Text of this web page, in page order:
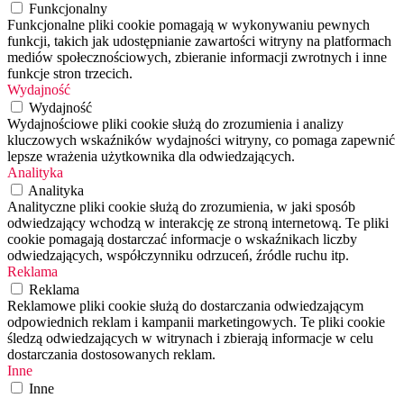
Funkcjonalny
Funkcjonalne pliki cookie pomagają w wykonywaniu pewnych
funkcji, takich jak udostępnianie zawartości witryny na platformach
mediów społecznościowych, zbieranie informacji zwrotnych i inne
funkcje stron trzecich.
Wydajność
Wydajność
Wydajnościowe pliki cookie służą do zrozumienia i analizy
kluczowych wskaźników wydajności witryny, co pomaga zapewnić
lepsze wrażenia użytkownika dla odwiedzających.
Analityka
Analityka
Analityczne pliki cookie służą do zrozumienia, w jaki sposób
odwiedzający wchodzą w interakcję ze stroną internetową. Te pliki
cookie pomagają dostarczać informacje o wskaźnikach liczby
odwiedzających, współczynniku odrzuceń, źródle ruchu itp.
Reklama
Reklama
Reklamowe pliki cookie służą do dostarczania odwiedzającym
odpowiednich reklam i kampanii marketingowych. Te pliki cookie
śledzą odwiedzających w witrynach i zbierają informacje w celu
dostarczania dostosowanych reklam.
Inne
Inne